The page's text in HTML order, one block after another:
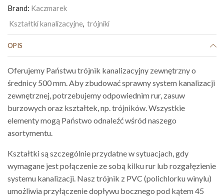
Brand: Kaczmarek
Kształtki kanalizacyjne, trójniki
OPIS
Oferujemy Państwu trójnik kanalizacyjny zewnętrzny o
średnicy 500 mm. Aby zbudować sprawny system kanalizacji
zewnętrznej, potrzebujemy odpowiednim rur, zasuw
burzowych oraz kształtek, np. trójników. Wszystkie
elementy mogą Państwo odnaleźć wśród naszego
asortymentu.
Kształtki są szczególnie przydatne w sytuacjach, gdy
wymagane jest połączenie ze sobą kilku rur lub rozgałęzienie
systemu kanalizacji. Nasz trójnik z PVC (polichlorku winylu)
umożliwia przyłączenie dopływu bocznego pod kątem 45